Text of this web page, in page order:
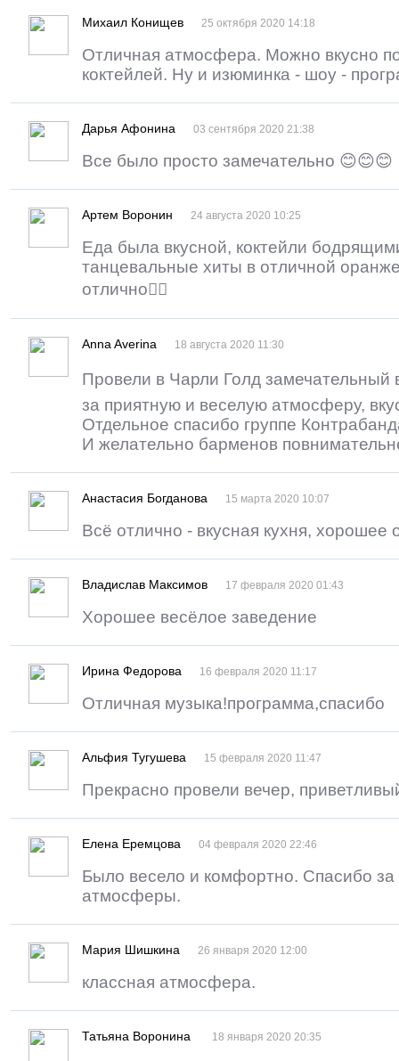
Михаил Конищев 25 октября 2020 14:18
Отличная атмосфера. Можно вкусно
коктейлей. Ну и изюминка - шоу -
Дарья Афонина 03 сентября 2020 21:38
Все было просто замечательно 😊😊😊
Артем Воронин 24 августа 2020 10:25
Еда была вкусной, коктейли
танцевальные хиты в отличной
отлично👍🏻
Anna Averina 18 августа 2020 11:30
Провели в Чарли Голд замечательный
за приятную и веселую атмосферу,
Отдельное спасибо группе
И желательно барменов
Анастасия Богданова 15 марта 2020 10:07
Всё отлично - вкусная кухня, хорошее
Владислав Максимов 17 февраля 2020 01:43
Хорошее весёлое заведение
Ирина Федорова 16 февраля 2020 11:17
Отличная музыка!программа,спасибо
Альфия Тугушева 15 февраля 2020 11:47
Прекрасно провели вечер,
Елена Еремцова 04 февраля 2020 22:46
Было весело и комфортно. Спасибо за
атмосферы.
Мария Шишкина 26 января 2020 12:00
классная атмосфера.
Татьяна Воронина 18 января 2020 20:35